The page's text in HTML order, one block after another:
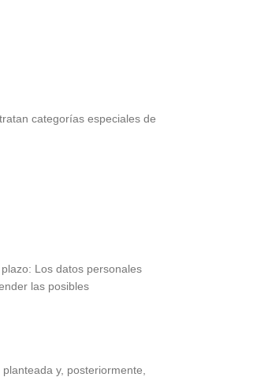
categorías especiales de
Los datos personales
las posibles
y, posteriormente,